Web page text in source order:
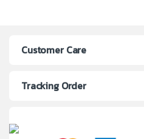
Customer Care
Tracking Order